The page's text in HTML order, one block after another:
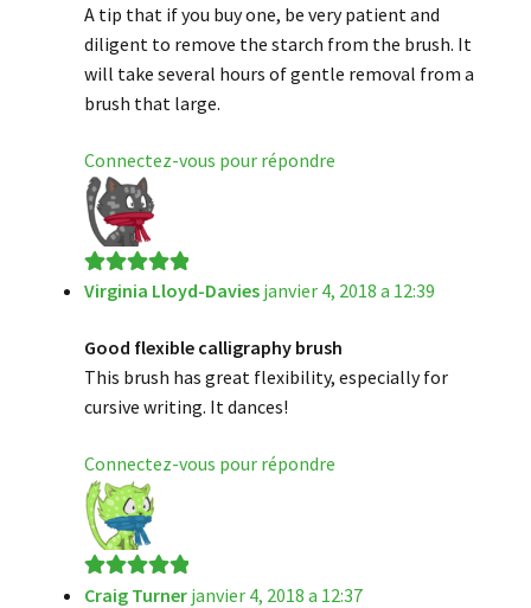
A tip that if you buy one, be very patient and
diligent to remove the starch from the brush. It
will take several hours of gentle removal from a
brush that large.
Connectez-vous pour répondre
Note5sur 5
Virginia Lloyd-Davies janvier 4, 2018 a 12:39
Good flexible calligraphy brush
This brush has great flexibility, especially for
cursive writing. It dances!
Connectez-vous pour répondre
Note5sur 5
Craig Turner janvier 4, 2018 a 12:37